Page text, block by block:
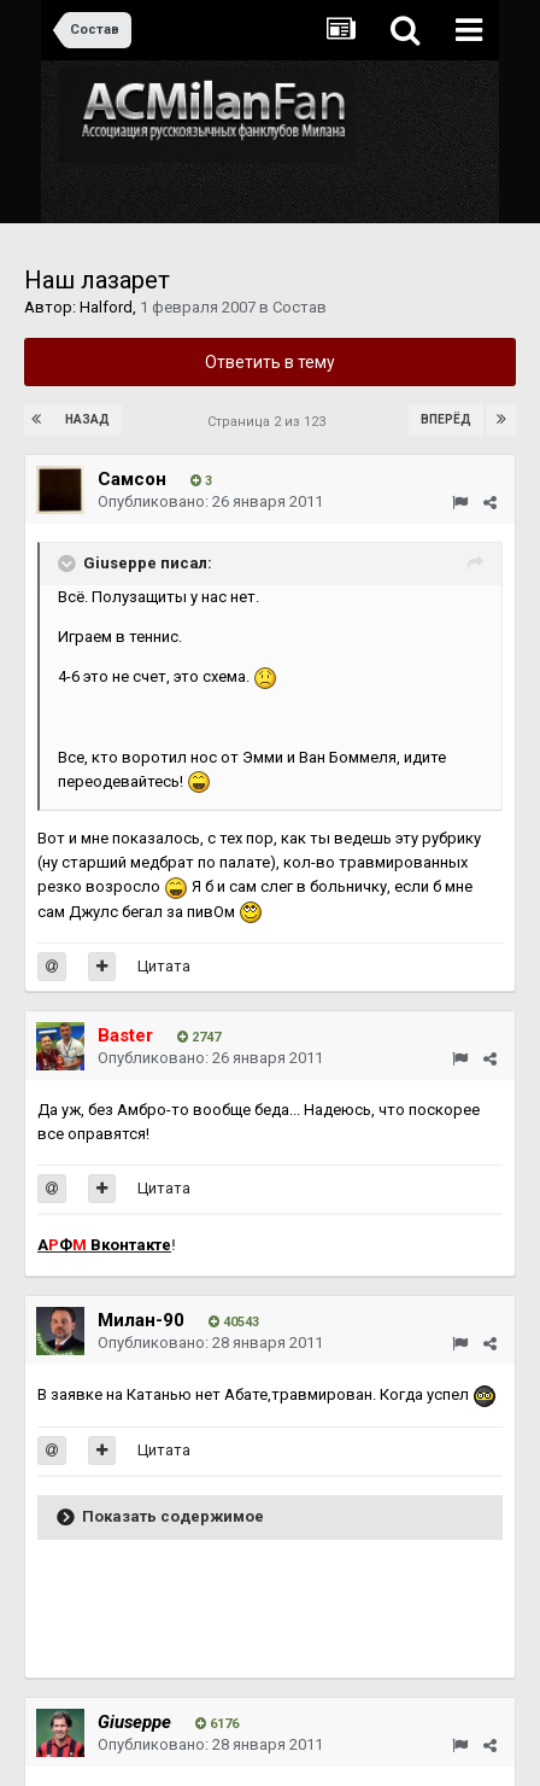
Состав
Наш лазарет
Автор: Halford, 1 февраля 2007 в Состав
Ответить в тему
НАЗАД ВПЕРЁД
Страница 2 из 123
Самсон 3
Опубликовано: 26 января 2011
Giuseppe писал:
Всё. Полузащиты у нас нет.
Играем в теннис.
4-6 это не счет, это схема.
Все, кто воротил нос от Эмми и Ван Боммеля, идите
переодевайтесь!
Вот и мне показалось, с тех пор, как ты ведешь эту рубрику
(ну старший медбрат по палате), кол-во травмированных
резко возросло
Я б и сам слег в больничку, если б мне
сам Джулс бегал за пивОм
Цитата
Baster 2747
Опубликовано: 26 января 2011
Да уж, без Амбро-то вообще беда... Надеюсь, что поскорее
все оправятся!
Цитата
АРФМ Вконтакте!
Милан-90 40543
Опубликовано: 28 января 2011
В заявке на Катанью нет Абате,травмирован. Когда успел
Цитата
Показать содержимое
Giuseppe 6176
Опубликовано: 28 января 2011